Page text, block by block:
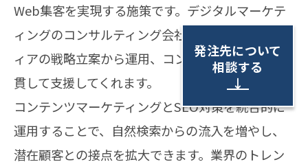
Web集客を実現する施策です。デジタルマーケテ
ィングのコンサルティング会社は、オウンドメデ
ィアの戦略立案から運用、コンテンツ制作まで一
貫して支援してくれます。
コンテンツマーケティングとSEO対策を統合的に
運用することで、自然検索からの流入を増やし、
潜在顧客との接点を拡大できます。業界のトレン
発注先について
相談する
↓